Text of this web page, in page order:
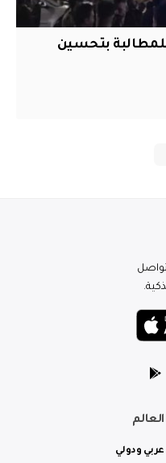
بتحسين
العالم
عربي ودولي